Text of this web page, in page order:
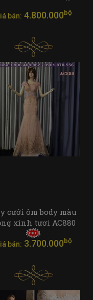
bán: 4.800.000bộ
cưới ôm body màu
xinh tươi AC880
bán: 3.700.000bộ